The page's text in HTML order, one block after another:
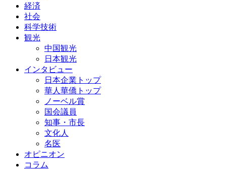
経済
社会
科学技術
観光
中国観光
日本観光
インタビュー
日本企業トップ
華人華僑トップ
ノーベル賞
国会議員
知事・市長
文化人
名医
オピニオン
コラム